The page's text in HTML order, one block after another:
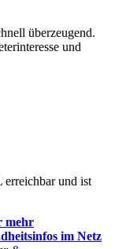
überzeugend.
und
erreichbar und ist
mehr
im Netz